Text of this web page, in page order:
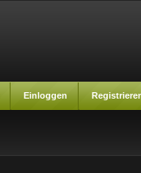
Einloggen